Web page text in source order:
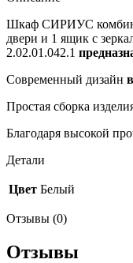
арт.2.02.01.042.1
Шкаф СИРИУС
двери и 1 ящик с
2.02.01.042.1
Современный дизайн
Простая сборка
Благодаря высокой
Детали
Цвет Белый
Отзывы (0)
Отзывы